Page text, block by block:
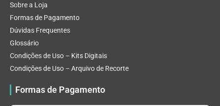
Sobre a Loja
Formas de Pagamento
Dúvidas Frequentes
Glossário
Condições de Uso – Kits Digitais
Condições de Uso – Arquivo de Recorte
Formas de Pagamento